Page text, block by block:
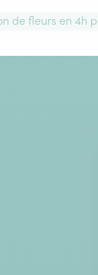
de fleurs en 4h